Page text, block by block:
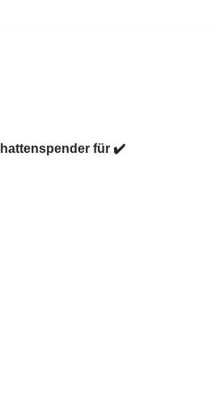
für ✔️